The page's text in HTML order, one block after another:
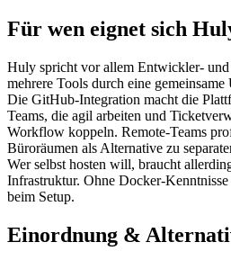
Für wen eignet sich
Huly spricht vor allem Entwickler- und
mehrere Tools durch eine
Die GitHub-Integration macht die
Teams, die agil arbeiten und
Workflow koppeln. Remote-Teams
Büroräumen als Alternative zu
Wer selbst hosten will, braucht
Infrastruktur. Ohne Docker-
beim Setup.
Einordnung &